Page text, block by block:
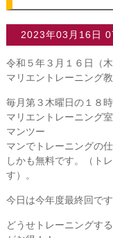
2023年03月16日
令和５年３月１６日（木
マリエントレーニング
毎月第３木曜日の１８時
マリエントレーニング
マンツー
マンでトレーニングの
しかも無料です。（ト
す）。
今日は今年度最終回です
どうせトレーニングす